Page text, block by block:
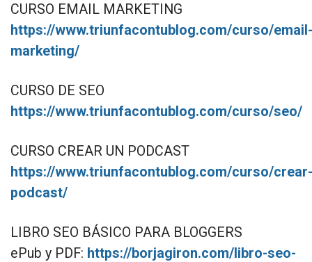
CURSO EMAIL MARKETING
https://www.triunfacontublog.com/curso/email-
marketing/
CURSO DE SEO
https://www.triunfacontublog.com/curso/seo/
CURSO CREAR UN PODCAST
https://www.triunfacontublog.com/curso/crear-
podcast/
LIBRO SEO BÁSICO PARA BLOGGERS
ePub y PDF: https://borjagiron.com/libro-seo-